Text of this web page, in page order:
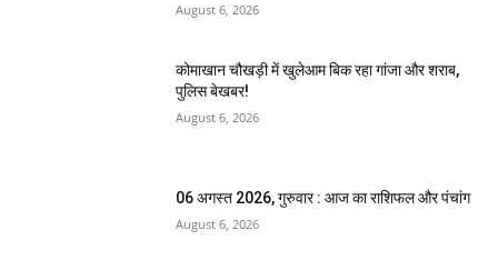
August 6, 2026
कोमाखान चौखड़ी में खुलेआम बिक रहा गांजा और शराब,
पुलिस बेखबर!
August 6, 2026
06 अगस्त 2026, गुरुवार : आज का राशिफल और पंचांग
August 6, 2026